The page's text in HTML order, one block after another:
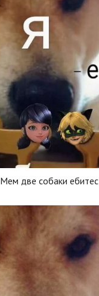
Мем две собаки ебитес